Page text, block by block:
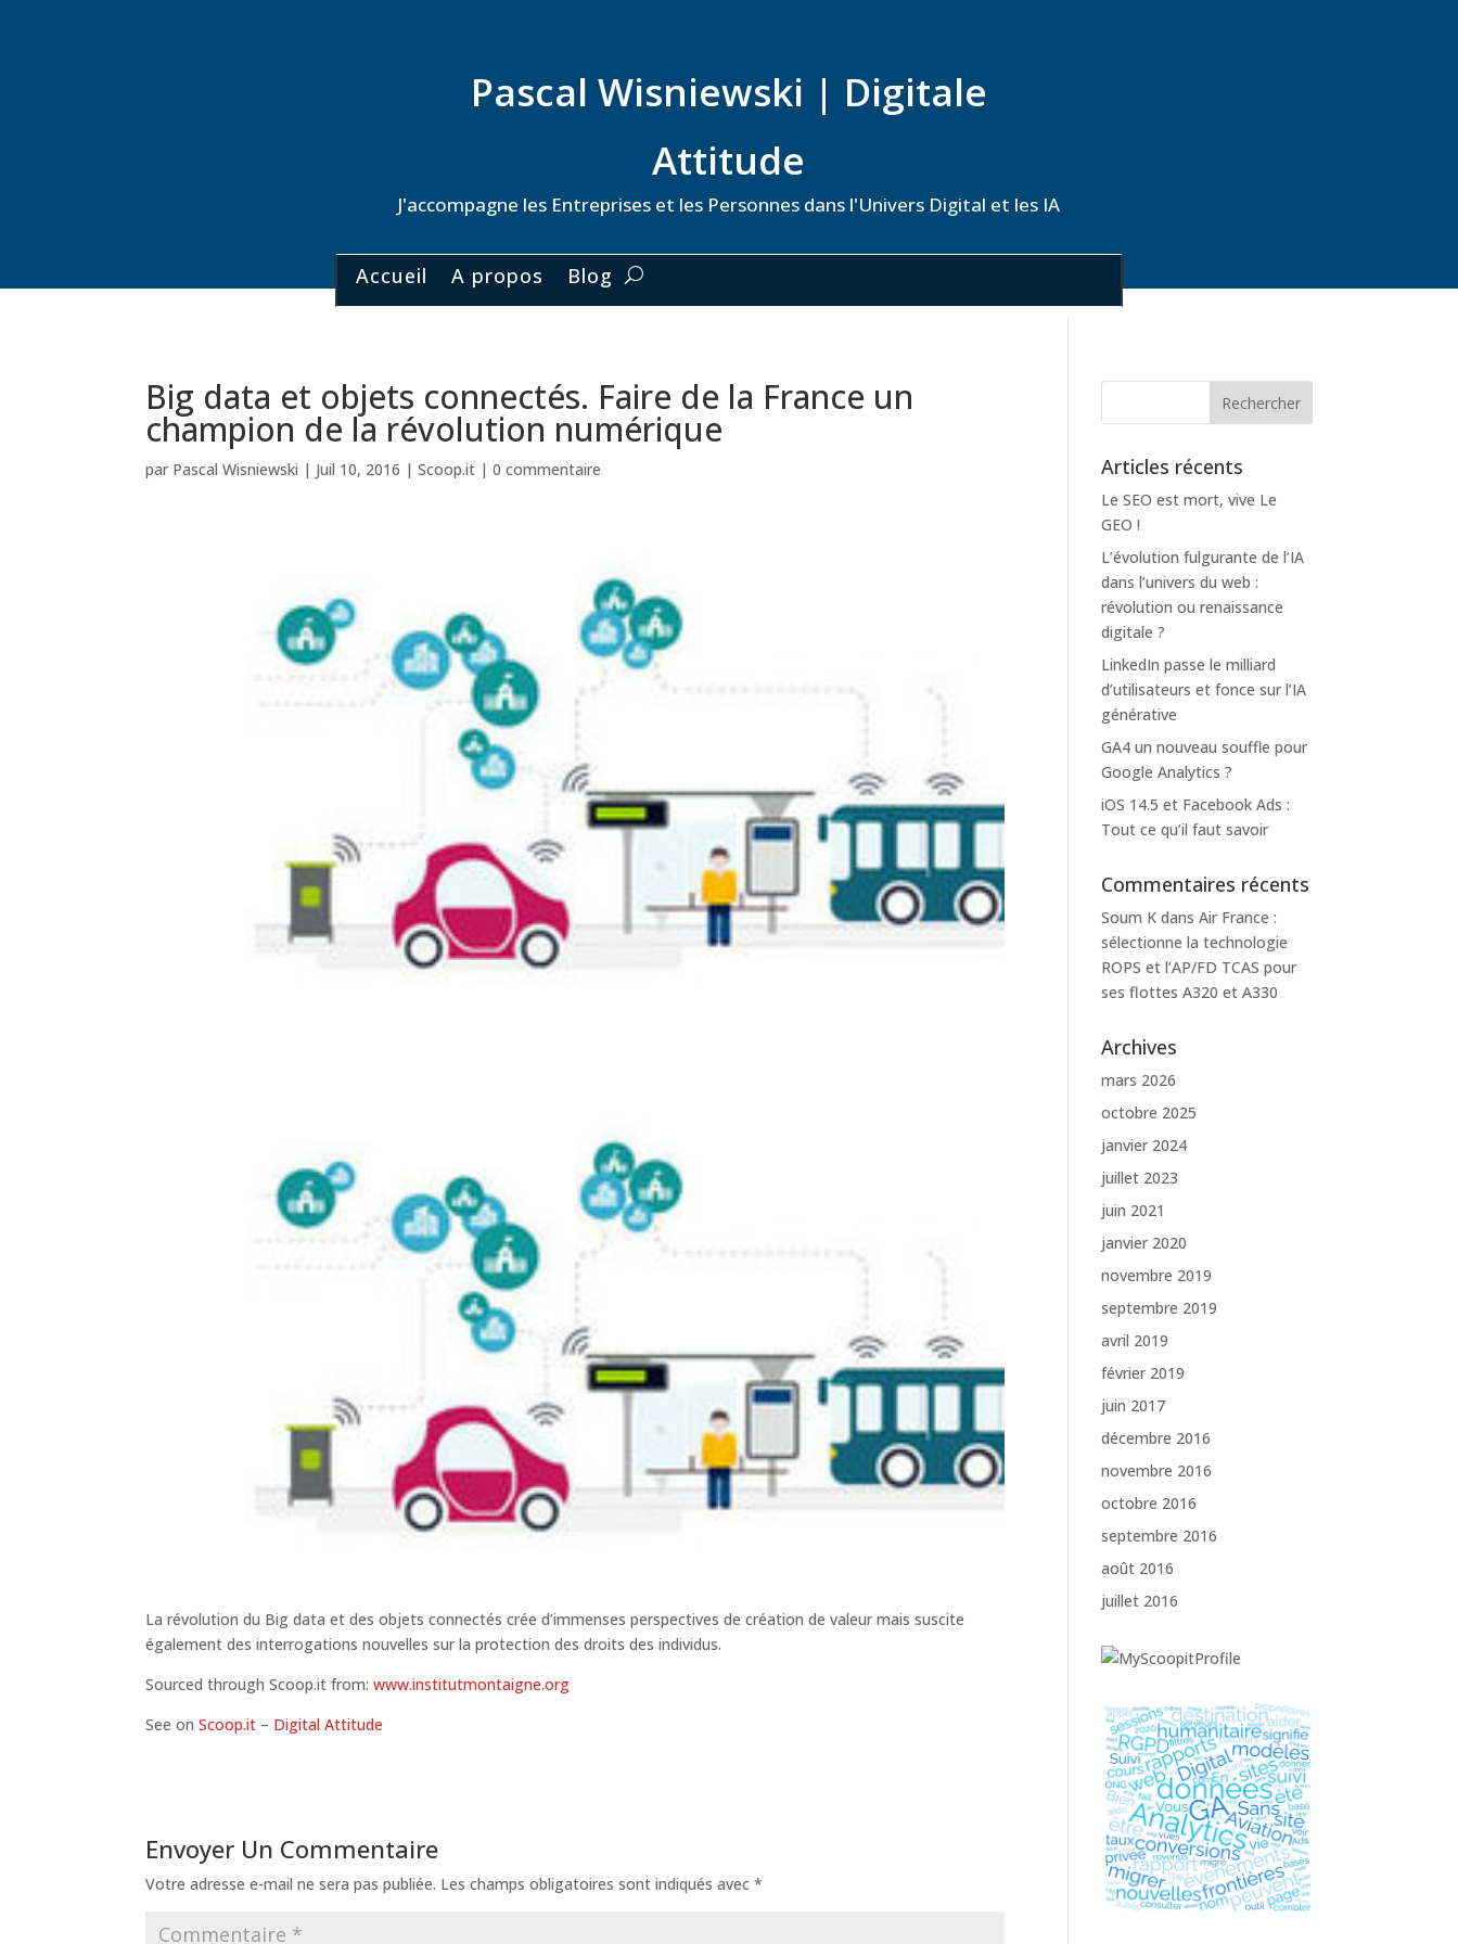
Pascal Wisniewski | Digitale
Attitude
J'accompagne les Entreprises et les Personnes dans l'Univers Digital et les IA
Accueil A propos Blog
Big data et objets connectés. Faire de la France un
champion de la révolution numérique
par Pascal Wisniewski | Juil 10, 2016 |Scoop.it |0 commentaire
La révolution du Big data et des objets connectés crée d’immenses perspectives de création de valeur mais suscite
également des interrogations nouvelles sur la protection des droits des individus.
Sourced through Scoop.it from:www.institutmontaigne.org
See onScoop.it – Digital Attitude
Envoyer Un Commentaire
Votre adresse e-mail ne sera pas publiée. Les champs obligatoires sont indiqués avec*
Articles récents
Le SEO est mort, vive Le
GEO !
L’évolution fulgurante de l’IA
dans l’univers du web :
révolution ou renaissance
digitale ?
LinkedIn passe le milliard
d’utilisateurs et fonce sur l’IA
générative
GA4 un nouveau souffle pour
Google Analytics ?
iOS 14.5 et Facebook Ads :
Tout ce qu’il faut savoir
Commentaires récents
Soum K dansAir France :
sélectionne la technologie
ROPS et l’AP/FD TCAS pour
ses flottes A320 et A330
Archives
mars 2026
octobre 2025
janvier 2024
juillet 2023
juin 2021
janvier 2020
novembre 2019
septembre 2019
avril 2019
février 2019
juin 2017
décembre 2016
novembre 2016
octobre 2016
septembre 2016
août 2016
juillet 2016